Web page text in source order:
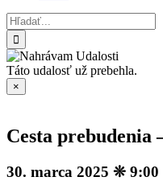
Hľadať:
Táto udalosť už prebehla.
×
Cesta prebudenia
30. marca 2025 ❊ 9:00